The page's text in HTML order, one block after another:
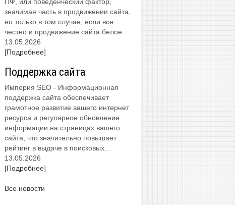
значимая часть в продвижении сайта,
но только в том случае, если все
честно и продвижение сайта белое
13.05.2026
[Подробнее]
Поддержка сайта
Империя SEO - Информационная
поддержка сайта обеспечивает
грамотное развитие вашего интернет
ресурса и регулярное обновление
информации на страницах вашего
сайта, что значительно повышает
рейтинг в выдаче в поисковых…
13.05.2026
[Подробнее]
Все новости